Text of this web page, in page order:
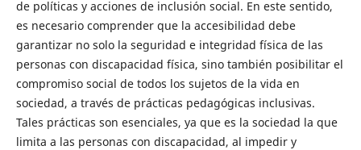
de políticas y acciones de inclusión social. En este sentido,
es necesario comprender que la accesibilidad debe
garantizar no solo la seguridad e integridad física de las
personas con discapacidad física, sino también posibilitar el
compromiso social de todos los sujetos de la vida en
sociedad, a través de prácticas pedagógicas inclusivas.
Tales prácticas son esenciales, ya que es la sociedad la que
limita a las personas con discapacidad, al impedir y